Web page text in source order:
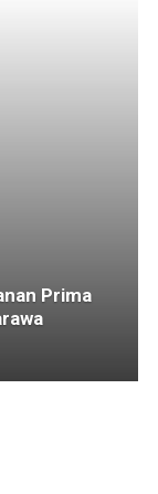
Prima